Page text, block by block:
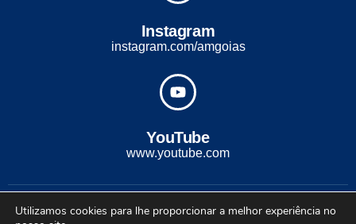
Instagram
instagram.com/amgoias
YouTube
www.youtube.com
Conexão Soluções Corporativas
Utilizamos cookies para lhe proporcionar a melhor experiência no